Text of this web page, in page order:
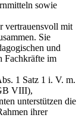
sowie
vertrauensvoll mit
Sie
und
Fachkräfte im
1 Satz 1 i. V. m.
VIII),
unterstützen die
ihrer